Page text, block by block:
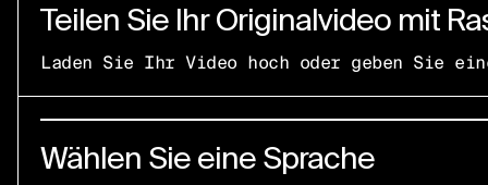
Teilen Sie Ihr Originalvideo mit
Laden Sie Ihr Video hoch oder geben Sie
Wählen Sie eine Sprache